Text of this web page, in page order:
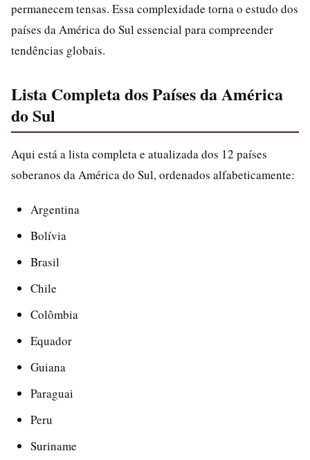
permanecem tensas. Essa complexidade torna o estudo dos
países da América do Sul essencial para compreender
tendências globais.
Lista Completa dos Países da América
do Sul
Aqui está a lista completa e atualizada dos 12 países
soberanos da América do Sul, ordenados alfabeticamente:
Argentina
Bolívia
Brasil
Chile
Colômbia
Equador
Guiana
Paraguai
Peru
Suriname